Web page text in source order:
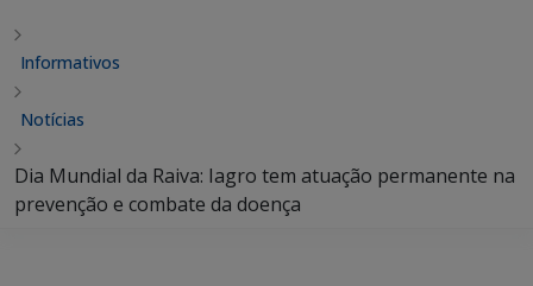
Informativos
Notícias
Dia Mundial da Raiva: Iagro tem atuação permanente na
prevenção e combate da doença